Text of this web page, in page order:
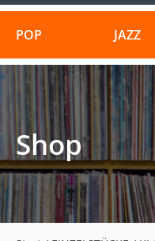
POP JAZZ
Shop